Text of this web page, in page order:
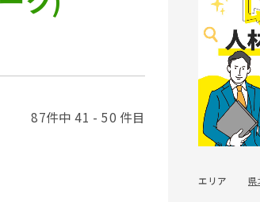
87件中 41 - 50 件目
エリア 県